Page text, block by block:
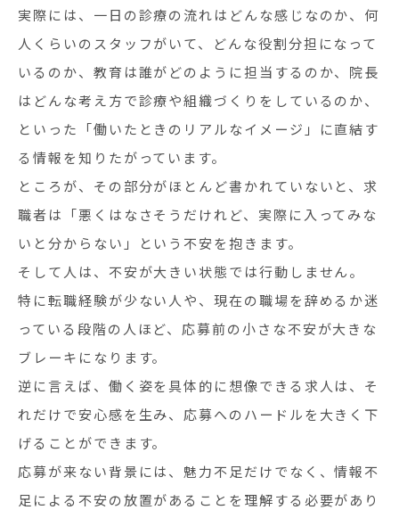
実際には、一日の診療の流れはどんな感じなのか、何
人くらいのスタッフがいて、どんな役割分担になって
いるのか、教育は誰がどのように担当するのか、院長
はどんな考え方で診療や組織づくりをしているのか、
といった「働いたときのリアルなイメージ」に直結す
る情報を知りたがっています。
ところが、その部分がほとんど書かれていないと、求
職者は「悪くはなさそうだけれど、実際に入ってみな
いと分からない」という不安を抱きます。
そして人は、不安が大きい状態では行動しません。
特に転職経験が少ない人や、現在の職場を辞めるか迷
っている段階の人ほど、応募前の小さな不安が大きな
ブレーキになります。
逆に言えば、働く姿を具体的に想像できる求人は、そ
れだけで安心感を生み、応募へのハードルを大きく下
げることができます。
応募が来ない背景には、魅力不足だけでなく、情報不
足による不安の放置があることを理解する必要があり